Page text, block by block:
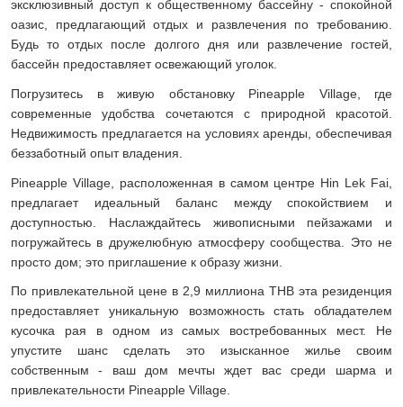
эксклюзивный доступ к общественному бассейну - спокойной
оазис, предлагающий отдых и развлечения по требованию.
Будь то отдых после долгого дня или развлечение гостей,
бассейн предоставляет освежающий уголок.
Погрузитесь в живую обстановку Pineapple Village, где
современные удобства сочетаются с природной красотой.
Недвижимость предлагается на условиях аренды, обеспечивая
беззаботный опыт владения.
Pineapple Village, расположенная в самом центре Hin Lek Fai,
предлагает идеальный баланс между спокойствием и
доступностью. Наслаждайтесь живописными пейзажами и
погружайтесь в дружелюбную атмосферу сообщества. Это не
просто дом; это приглашение к образу жизни.
По привлекательной цене в 2,9 миллиона THB эта резиденция
предоставляет уникальную возможность стать обладателем
кусочка рая в одном из самых востребованных мест. Не
упустите шанс сделать это изысканное жилье своим
собственным - ваш дом мечты ждет вас среди шарма и
привлекательности Pineapple Village.